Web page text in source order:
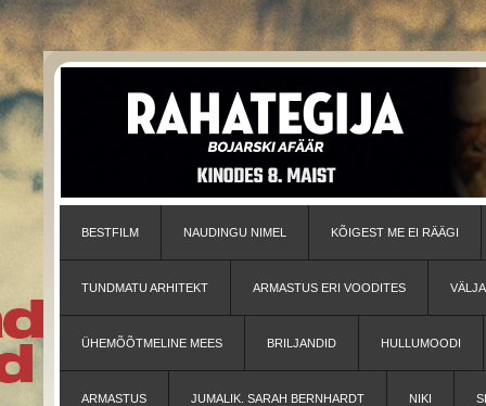
BESTFILM NAUDINGU NIMEL KÕIGEST ME EI RÄÄGI
TUNDMATU ARHITEKT ARMASTUS ERI VOODITES
ÜHEMÕÕTMELINE MEES BRILJANDID HULLUMOODI
ARMASTUS JUMALIK. SARAH BERNHARDT NIKI